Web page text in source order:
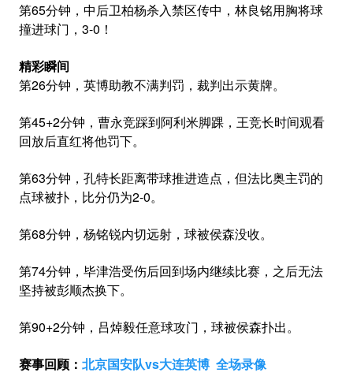
第65分钟，中后卫柏杨杀入禁区传中，林良铭用胸将球
撞进球门，3-0！
精彩瞬间
第26分钟，英博助教不满判罚，裁判出示黄牌。
第45+2分钟，曹永竞踩到阿利米脚踝，王竞长时间观看
回放后直红将他罚下。
第63分钟，孔特长距离带球推进造点，但法比奥主罚的
点球被扑，比分仍为2-0。
第68分钟，杨铭锐内切远射，球被侯森没收。
第74分钟，毕津浩受伤后回到场内继续比赛，之后无法
坚持被彭顺杰换下。
第90+2分钟，吕焯毅任意球攻门，球被侯森扑出。
赛事回顾： 北京国安队vs大连英博 全场录像